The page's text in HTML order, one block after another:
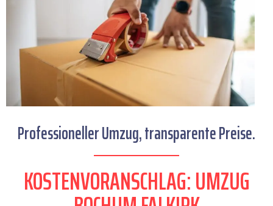
Professioneller Umzug, transparente Preise.
KOSTENVORANSCHLAG: UMZUG